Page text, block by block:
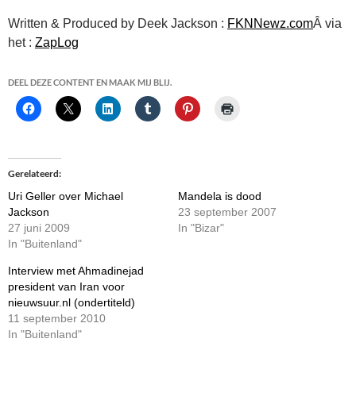
Written & Produced by Deek Jackson : FKNNewz.comÂ via
het : ZapLog
DEEL DEZE CONTENT EN MAAK MIJ BLIJ.
Gerelateerd
Uri Geller over Michael
Jackson
27 juni 2009
In "Buitenland"
Mandela is dood
23 september 2007
In "Bizar"
Interview met Ahmadinejad
president van Iran voor
nieuwsuur.nl (ondertiteld)
11 september 2010
In "Buitenland"